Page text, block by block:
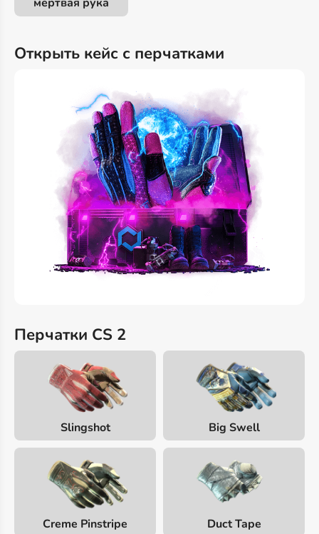
Открыть кейс с перчатками
Перчатки CS 2
Slingshot Big Swell
Creme Pinstripe Duct Tape